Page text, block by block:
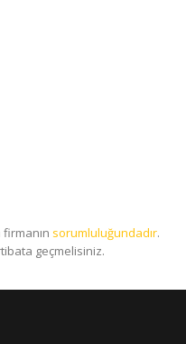
sorumluluğundadır.
geçmelisiniz.